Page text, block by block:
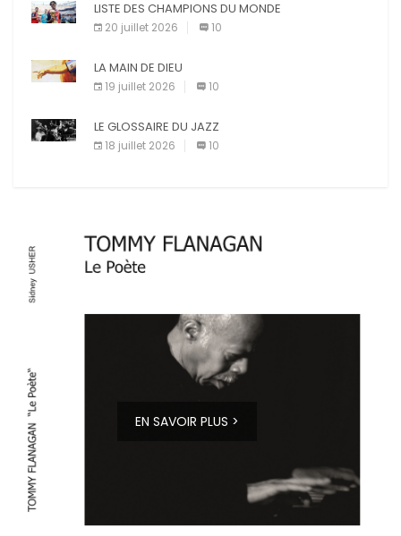
LISTE DES CHAMPIONS DU MONDE
20 juillet 2026 10
LA MAIN DE DIEU
19 juillet 2026 10
LE GLOSSAIRE DU JAZZ
18 juillet 2026 10
EN SAVOIR PLUS >